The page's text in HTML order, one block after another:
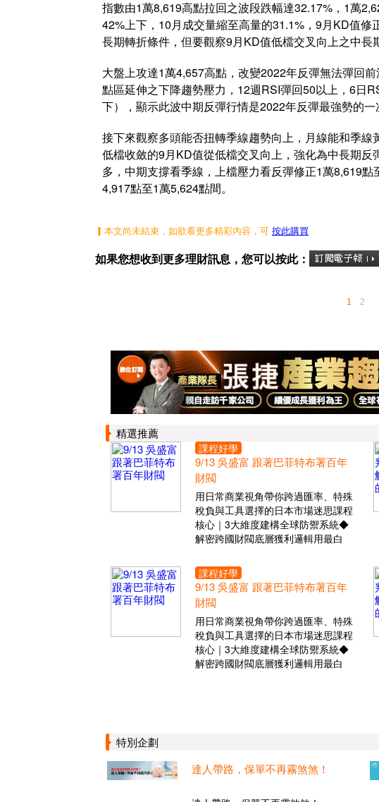
指數由1萬8,619高點拉回之波段跌幅達32.17%，1萬
42%上下，10月成交量縮至高量的31.1%，9月KD值
長期轉折條件，但要觀察9月KD值低檔交叉向上之中長
大盤上攻達1萬4,657高點，改變2022年反彈無法彈回
點區延伸之下降趨勢壓力，12週RSI彈回50以上，6日
下），顯示此波中期反彈行情是2022年反彈最強勢的一
接下來觀察多頭能否扭轉季線趨勢向上，月線能和季
低檔收斂的9月KD值從低檔交叉向上，強化為中長期
多，中期支撐看季線，上檔壓力看反彈修正1萬8,619
4,917點至1萬5,624點間。
▎本文尚未結束，如欲看更多精彩內容，可 按此購買
如果您想收到更多理財訊息，您可以按此：
1 2
精選推薦
課程好學
9/13 吳盛富 跟著巴菲特布署百年
財閥
用日常商業視角帶你跨過匯率、特殊
稅負與工具選擇的日本市場迷思課程
核心｜3大維度建構全球防禦系統◆
解密跨國財閥底層獲利邏輯用最白
課程好學
9/13 吳盛富 跟著巴菲特布署百年
財閥
用日常商業視角帶你跨過匯率、特殊
稅負與工具選擇的日本市場迷思課程
核心｜3大維度建構全球防禦系統◆
解密跨國財閥底層獲利邏輯用最白
特別企劃
達人帶路，保單不再霧煞煞！